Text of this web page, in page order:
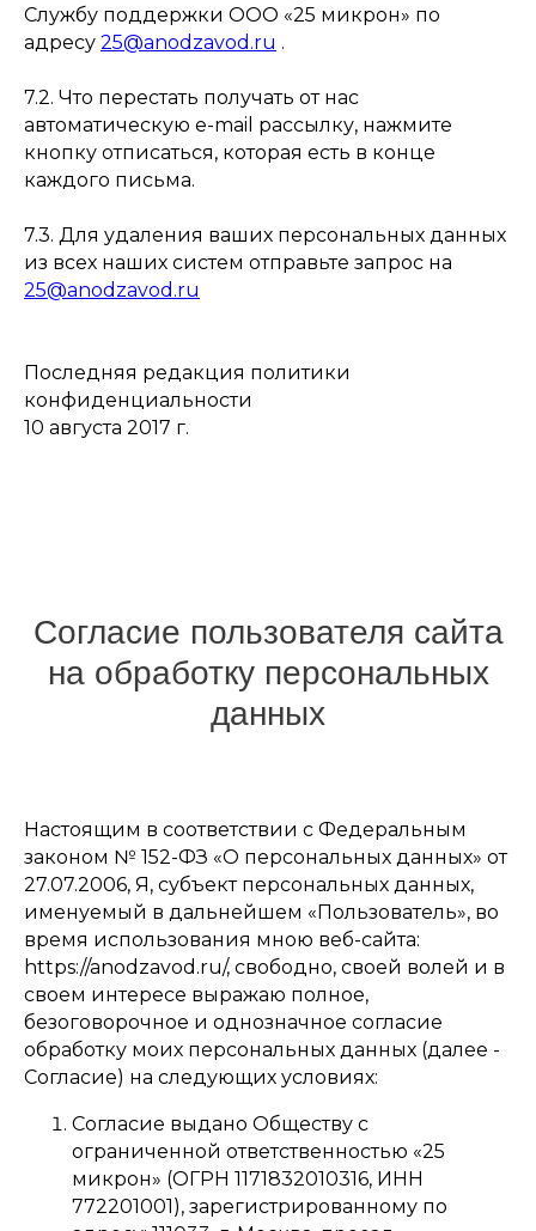
Службу поддержки ООО «25 микрон» по
адресу 25@anodzavod.ru .
7.2. Что перестать получать от нас
автоматическую e-mail рассылку, нажмите
кнопку отписаться, которая есть в конце
каждого письма.
7.3. Для удаления ваших персональных данных
из всех наших систем отправьте запрос на
25@anodzavod.ru
Последняя редакция политики
конфиденциальности
10 августа 2017 г.
Согласие пользователя сайта
на обработку персональных
данных
Настоящим в соответствии с Федеральным
законом № 152-ФЗ «О персональных данных» от
27.07.2006, Я, субъект персональных данных,
именуемый в дальнейшем «Пользователь», во
время использования мною веб-сайта:
https://anodzavod.ru/, свободно, своей волей и в
своем интересе выражаю полное,
безоговорочное и однозначное согласие
обработку моих персональных данных (далее -
Согласие) на следующих условиях:
Согласие выдано Обществу с
ограниченной ответственностью «25
микрон» (ОГРН 1171832010316, ИНН
772201001), зарегистрированному по